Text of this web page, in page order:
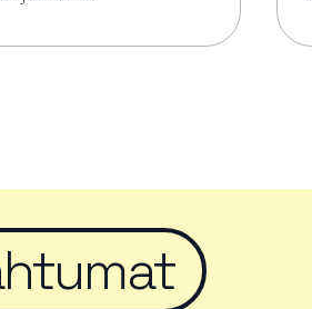
tapahtumasta Opastetut